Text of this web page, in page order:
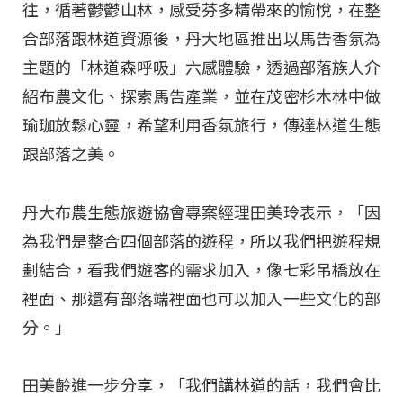
往，循著鬱鬱山林，感受芬多精帶來的愉悅，在整
合部落跟林道資源後，丹大地區推出以馬告香氛為
主題的「林道森呼吸」六感體驗，透過部落族人介
紹布農文化、探索馬告產業，並在茂密杉木林中做
瑜珈放鬆心靈，希望利用香氛旅行，傳達林道生態
跟部落之美。
丹大布農生態旅遊協會專案經理田美玲表示，「因
為我們是整合四個部落的遊程，所以我們把遊程規
劃結合，看我們遊客的需求加入，像七彩吊橋放在
裡面、那還有部落端裡面也可以加入一些文化的部
分。」
田美齡進一步分享，「我們講林道的話，我們會比